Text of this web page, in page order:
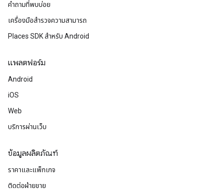
คำถามที่พบบ่อย
เครื่องมือสำรวจความสามารถ
Places SDK สำหรับ Android
แพลตฟอร์ม
Android
iOS
Web
บริการผ่านเว็บ
ข้อมูลผลิตภัณฑ์
ราคาและแพ็กเกจ
ติดต่อฝ่ายขาย